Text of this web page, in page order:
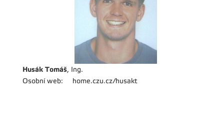
Husák Tomáš, Ing.
Osobní web:
home.czu.cz/husakt